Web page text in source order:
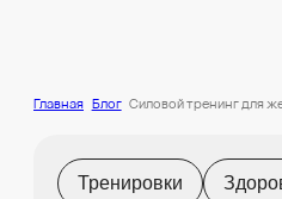
Главная Блог Силовой тренинг для
Тренировки